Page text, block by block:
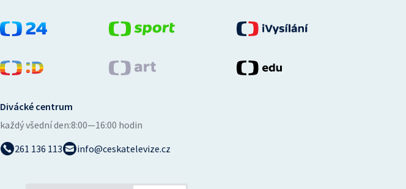
Divácké centrum
každý všední den:8:00—16:00 hodin
261 136 113
info@ceskatelevize.cz